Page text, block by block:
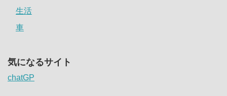
生活
車
気になるサイト
chatGP